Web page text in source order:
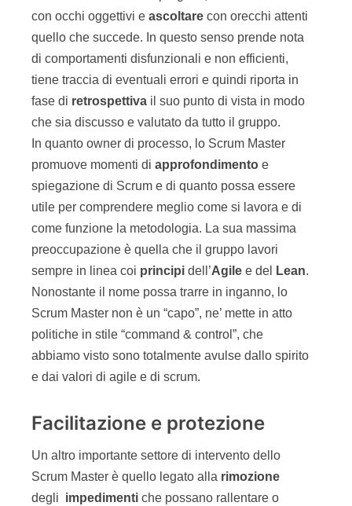
con occhi oggettivi e ascoltare con orecchi attenti
quello che succede. In questo senso prende nota
di comportamenti disfunzionali e non efficienti,
tiene traccia di eventuali errori e quindi riporta in
fase di retrospettiva il suo punto di vista in modo
che sia discusso e valutato da tutto il gruppo.
In quanto owner di processo, lo Scrum Master
promuove momenti di approfondimento e
spiegazione di Scrum e di quanto possa essere
utile per comprendere meglio come si lavora e di
come funzione la metodologia. La sua massima
preoccupazione è quella che il gruppo lavori
sempre in linea coi principi dell’Agile e del Lean.
Nonostante il nome possa trarre in inganno, lo
Scrum Master non è un “capo”, ne’ mette in atto
politiche in stile “command & control”, che
abbiamo visto sono totalmente avulse dallo spirito
e dai valori di agile e di scrum.
Facilitazione e protezione
Un altro importante settore di intervento dello
Scrum Master è quello legato alla rimozione
degli impedimenti che possano rallentare o